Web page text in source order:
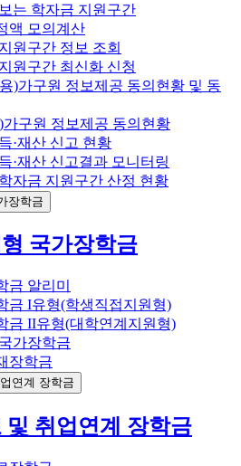
는 학자금 지원구간
액 모의계산
원구간 정보 조회
원구간 최신화 신청
)가구원 정보제공 동의현황 및 동
가구원 정보제공 동의현황
·재산 신고 현황
·재산 신고결과 모니터링
자금 지원구간 산정 현황
장학금
국가장학금
금 알리미
금 I유형(학생직접지원형)
금 II유형(대학연계지원형)
가장학금
장학금
연계 장학금
및 취업연계 장학금